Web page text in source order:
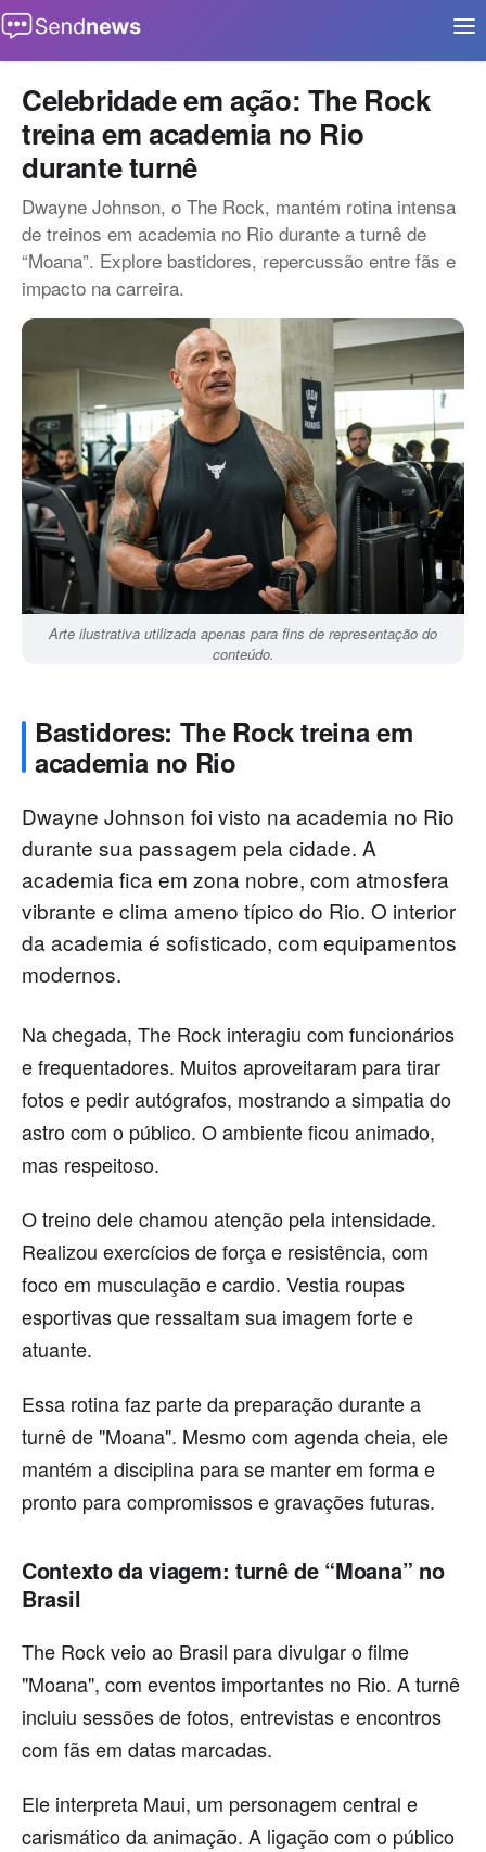
Início
Aplicativos
Eventos
Notícias
Oportunidades
Tecnologia
Celebridade em ação: The Rock
treina em academia no Rio
durante turnê
Dwayne Johnson, o The Rock, mantém rotina intensa
de treinos em academia no Rio durante a turnê de
“Moana”. Explore bastidores, repercussão entre fãs e
impacto na carreira.
Arte ilustrativa utilizada apenas para fins de representação do
conteúdo.
Bastidores: The Rock treina em
academia no Rio
Dwayne Johnson foi visto na academia no Rio
durante sua passagem pela cidade. A
academia fica em zona nobre, com atmosfera
vibrante e clima ameno típico do Rio. O interior
da academia é sofisticado, com equipamentos
modernos.
Na chegada, The Rock interagiu com funcionários
e frequentadores. Muitos aproveitaram para tirar
fotos e pedir autógrafos, mostrando a simpatia do
astro com o público. O ambiente ficou animado,
mas respeitoso.
O treino dele chamou atenção pela intensidade.
Realizou exercícios de força e resistência, com
foco em musculação e cardio. Vestia roupas
esportivas que ressaltam sua imagem forte e
atuante.
Essa rotina faz parte da preparação durante a
turnê de "Moana". Mesmo com agenda cheia, ele
mantém a disciplina para se manter em forma e
pronto para compromissos e gravações futuras.
Contexto da viagem: turnê de “Moana” no
Brasil
The Rock veio ao Brasil para divulgar o filme
"Moana", com eventos importantes no Rio. A turnê
incluiu sessões de fotos, entrevistas e encontros
com fãs em datas marcadas.
Ele interpreta Maui, um personagem central e
carismático da animação. A ligação com o público